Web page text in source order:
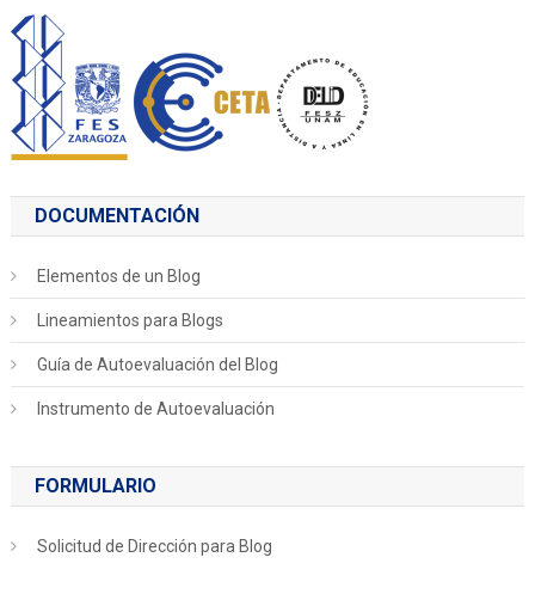
DOCUMENTACIÓN
Elementos de un Blog
Lineamientos para Blogs
Guía de Autoevaluación del Blog
Instrumento de Autoevaluación
FORMULARIO
Solicitud de Dirección para Blog